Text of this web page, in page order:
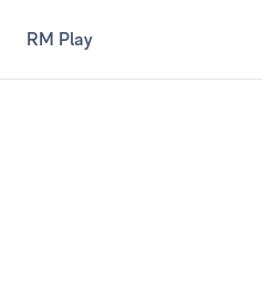
RM Play